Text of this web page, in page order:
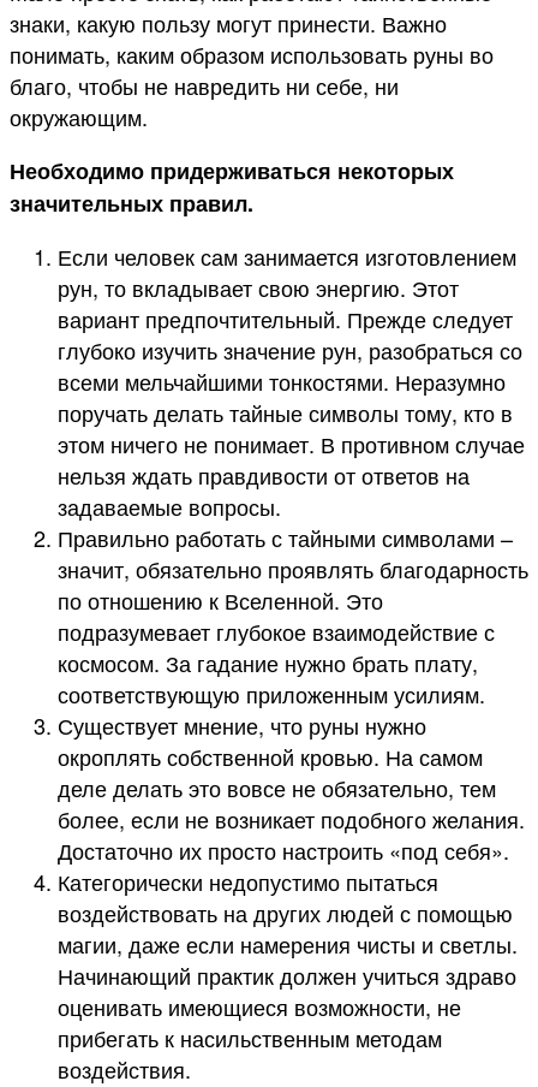
знаки, какую пользу могут принести. Важно
понимать, каким образом использовать руны во
благо, чтобы не навредить ни себе, ни
окружающим.
Необходимо придерживаться некоторых
значительных правил.
Если человек сам занимается изготовлением
рун, то вкладывает свою энергию. Этот
вариант предпочтительный. Прежде следует
глубоко изучить значение рун, разобраться со
всеми мельчайшими тонкостями. Неразумно
поручать делать тайные символы тому, кто в
этом ничего не понимает. В противном случае
нельзя ждать правдивости от ответов на
задаваемые вопросы.
Правильно работать с тайными символами –
значит, обязательно проявлять благодарность
по отношению к Вселенной. Это
подразумевает глубокое взаимодействие с
космосом. За гадание нужно брать плату,
соответствующую приложенным усилиям.
Существует мнение, что руны нужно
окроплять собственной кровью. На самом
деле делать это вовсе не обязательно, тем
более, если не возникает подобного желания.
Достаточно их просто настроить «под себя».
Категорически недопустимо пытаться
воздействовать на других людей с помощью
магии, даже если намерения чисты и светлы.
Начинающий практик должен учиться здраво
оценивать имеющиеся возможности, не
прибегать к насильственным методам
воздействия.